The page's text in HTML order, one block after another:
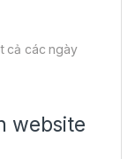
cả các ngày
website